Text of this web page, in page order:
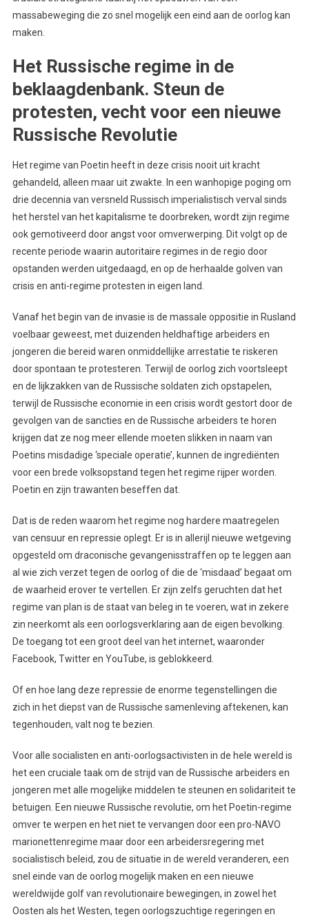
massabeweging die zo snel mogelijk een eind aan de oorlog kan
maken.
Het Russische regime in de
beklaagdenbank. Steun de
protesten, vecht voor een nieuwe
Russische Revolutie
Het regime van Poetin heeft in deze crisis nooit uit kracht
gehandeld, alleen maar uit zwakte. In een wanhopige poging om
drie decennia van versneld Russisch imperialistisch verval sinds
het herstel van het kapitalisme te doorbreken, wordt zijn regime
ook gemotiveerd door angst voor omverwerping. Dit volgt op de
recente periode waarin autoritaire regimes in de regio door
opstanden werden uitgedaagd, en op de herhaalde golven van
crisis en anti-regime protesten in eigen land.
Vanaf het begin van de invasie is de massale oppositie in Rusland
voelbaar geweest, met duizenden heldhaftige arbeiders en
jongeren die bereid waren onmiddellijke arrestatie te riskeren
door spontaan te protesteren. Terwijl de oorlog zich voortsleept
en de lijkzakken van de Russische soldaten zich opstapelen,
terwijl de Russische economie in een crisis wordt gestort door de
gevolgen van de sancties en de Russische arbeiders te horen
krijgen dat ze nog meer ellende moeten slikken in naam van
Poetins misdadige ‘speciale operatie’, kunnen de ingrediënten
voor een brede volksopstand tegen het regime rijper worden.
Poetin en zijn trawanten beseffen dat.
Dat is de reden waarom het regime nog hardere maatregelen
van censuur en repressie oplegt. Er is in allerijl nieuwe wetgeving
opgesteld om draconische gevangenisstraffen op te leggen aan
al wie zich verzet tegen de oorlog of die de ‘misdaad’ begaat om
de waarheid erover te vertellen. Er zijn zelfs geruchten dat het
regime van plan is de staat van beleg in te voeren, wat in zekere
zin neerkomt als een oorlogsverklaring aan de eigen bevolking.
De toegang tot een groot deel van het internet, waaronder
Facebook, Twitter en YouTube, is geblokkeerd.
Of en hoe lang deze repressie de enorme tegenstellingen die
zich in het diepst van de Russische samenleving aftekenen, kan
tegenhouden, valt nog te bezien.
Voor alle socialisten en anti-oorlogsactivisten in de hele wereld is
het een cruciale taak om de strijd van de Russische arbeiders en
jongeren met alle mogelijke middelen te steunen en solidariteit te
betuigen. Een nieuwe Russische revolutie, om het Poetin-regime
omver te werpen en het niet te vervangen door een pro-NAVO
marionettenregime maar door een arbeidersregering met
socialistisch beleid, zou de situatie in de wereld veranderen, een
snel einde van de oorlog mogelijk maken en een nieuwe
wereldwijde golf van revolutionaire bewegingen, in zowel het
Oosten als het Westen, tegen oorlogszuchtige regeringen en